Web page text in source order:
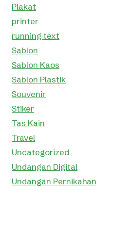
Plakat
printer
running text
Sablon
Sablon Kaos
Sablon Plastik
Souvenir
Stiker
Tas Kain
Travel
Uncategorized
Undangan Digital
Undangan Pernikahan